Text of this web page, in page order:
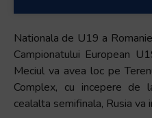
screen
press
"Ctrl
This
Nationala de U19 a
Campionatului European
Meciul va avea loc pe
Complex, cu incepere
cealalta semifinala, Rusia va